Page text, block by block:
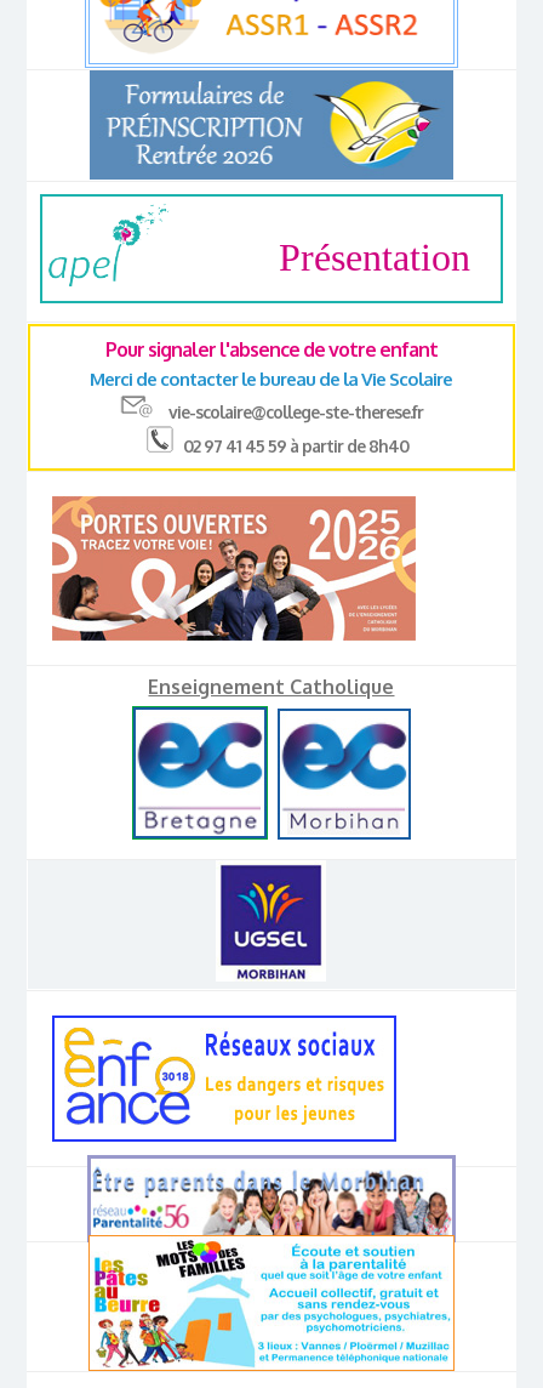
Présentation
Pour signaler l'absence de votre enfant
Merci de contacter le bureau de la Vie Scolaire
vie-scolaire@college-ste-therese.fr
02 97 41 45 59 à partir de 8h40
Enseignement Catholique